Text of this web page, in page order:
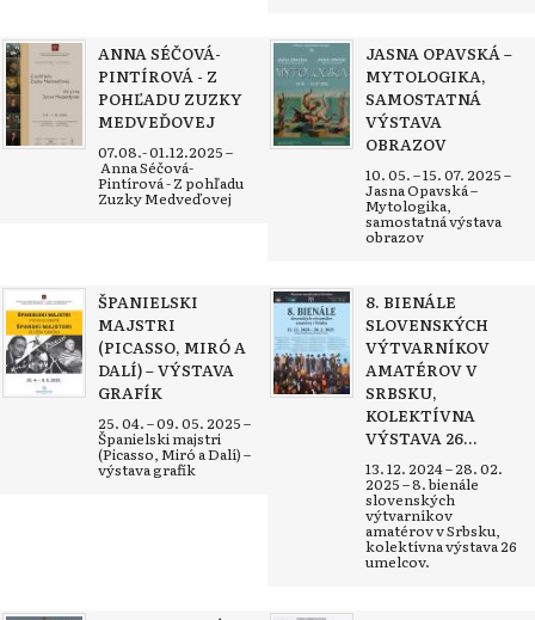
ANNA SÉČOVÁ-
PINTÍROVÁ - Z
POHĽADU ZUZKY
MEDVEĎOVEJ
07.08.- 01.12.2025 –
Anna Séčová-
Pintírová - Z pohľadu
Zuzky Medveďovej
JASNA OPAVSKÁ –
MYTOLOGIKA,
SAMOSTATNÁ
VÝSTAVA
OBRAZOV
10. 05. – 15. 07. 2025 –
Jasna Opavská –
Mytologika,
samostatná výstava
obrazov
ŠPANIELSKI
MAJSTRI
(PICASSO, MIRÓ A
DALÍ) – VÝSTAVA
GRAFÍK
25. 04. – 09. 05. 2025 –
Španielski majstri
(Picasso, Miró a Dalí) –
výstava grafík
8. BIENÁLE
SLOVENSKÝCH
VÝTVARNÍKOV
AMATÉROV V
SRBSKU,
KOLEKTÍVNA
VÝSTAVA 26...
13. 12. 2024 – 28. 02.
2025 – 8. bienále
slovenských
výtvarníkov
amatérov v Srbsku,
kolektívna výstava 26
umelcov.